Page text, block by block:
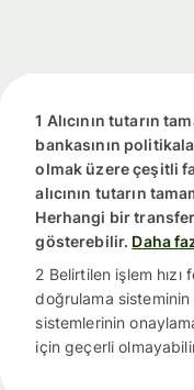
1 Alıcının tutarın
bankasının
olmak üzere çeşitli
alıcının tutarın
Herhangi bir
gösterebilir. Daha
2 Belirtilen işlem
doğrulama sisteminin
sistemlerinin
için geçerli